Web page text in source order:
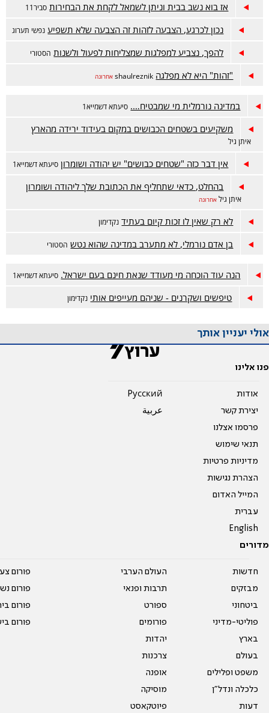
אז בוא נשב בבית וניתן לשמאל לקחת את הבחירות סביר11
נכון לכרגע, הצבעה לזהות זה הצבעה שלא תשפיע נפשי תערוג
להפך, נצביע למפלגות שמצליחות לפעול ולשנות הסטורי
"זהות" היא לא מפלגה shaulreznik אחרונה
במדינה נורמלית מי שמבטיח…. סיעתא דשמייא1
משקיעים בשטחים הכבושים במקום בעידוד ירידה מהארץ
איתן גיל
אין דבר כזה "שטחים כבושים" יש יהודה ושומרון סיעתא דשמייא1
בהחלט, כדאי שתחליף את הכתובת שלך ליהודה ושומרון
איתן גיל אחרונה
לא רק שאין לו זכות קיום בעתיד נקדימון
בן אדם נורמלי, לא מתערב במדינה שהוא נטש הסטורי
הנה עוד הוכחה מי מעודד שנאת חינם בעם ישראל. סיעתא דשמייא1
טיפשים ושקרנים - שניהם מעייפים אותי נקדימון
אולי יעניין אותך
פנו אלינו
אודות
יצירת קשר
פרסמו אצלנו
תנאי שימוש
מדיניות פרטיות
הצהרת נגישות
המייל האדום
עברית
English
Pусский
عربية
מדורים
חדשות
מבזקים
ביטחוני
פוליטי-מדיני
בארץ
בעולם
משפט ופלילים
כלכלה ונדל"ן
דעות
העולם הערבי
תרבות ופנאי
ספורט
פורומים
יהדות
צרכנות
אופנה
מוסיקה
פיוטקאסט
פורום
פורום
פורום
פורום